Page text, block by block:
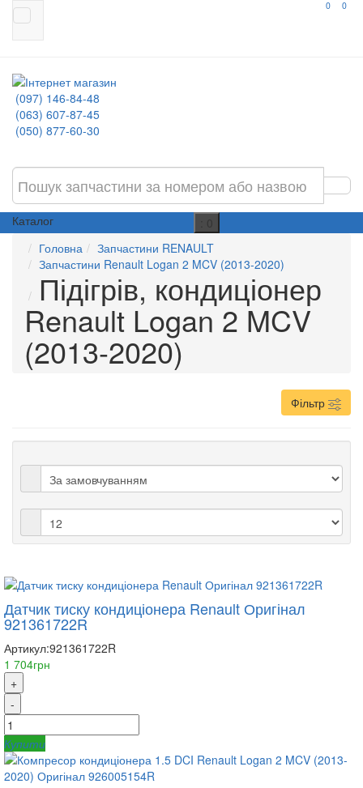
0 0
(097) 146-84-48
(063) 607-87-45
(050) 877-60-30
Каталог
Головна
Запчастини RENAULT
Запчастини Renault Logan 2 MCV (2013-2020)
Підігрів, кондиціонер
Renault Logan 2 MCV
(2013-2020)
Фільтр
Датчик тиску кондиціонера Renault Оригінал
921361722R
Артикул:921361722R
1 704грн
+
-
Купити